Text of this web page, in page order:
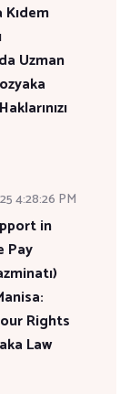
Uzman
4:28:26 PM
in
Pay
Rights
Law